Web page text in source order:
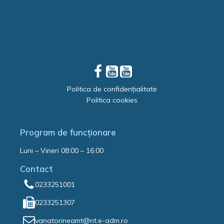
Politica de confidențialitate
Politica cookies
Program de funcționare
Luni – Vineri 08:00 – 16:00
Contact
0233251001
0233251307
vanatorineamt@nt.e-adm.ro